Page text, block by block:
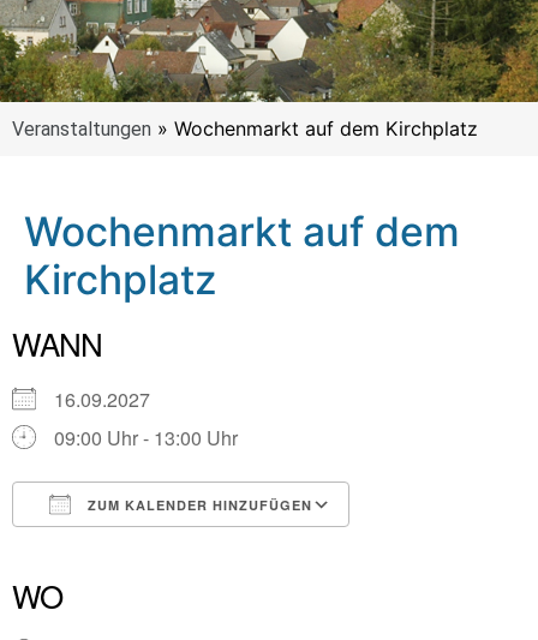
Veranstaltungen » Wochenmarkt auf dem Kirchplatz
Wochenmarkt auf dem
Kirchplatz
WANN
16.09.2027
09:00 Uhr - 13:00 Uhr
ZUM KALENDER HINZUFÜGEN
WO